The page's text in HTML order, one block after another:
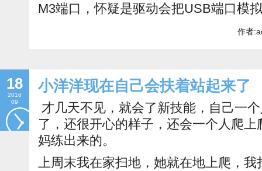
M3端口，怀疑是驱动会把USB端口模
作者
18
2016
09
小洋洋现在自己会扶着站起来了
才几天不见，就会了新技能，自己一
了，还很开心的样子，还会一个人爬
妈练出来的。
上周末我在家扫地，她就在地上爬，